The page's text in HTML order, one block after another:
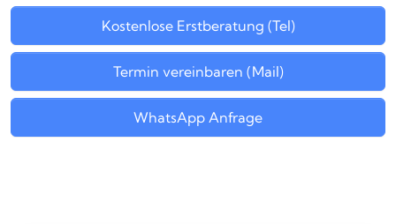
Kostenlose Erstberatung (Tel)
Termin vereinbaren (Mail)
WhatsApp Anfrage